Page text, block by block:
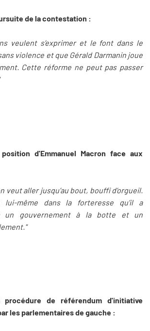
de la contestation :
veulent s’exprimer et le font dans le
violence et que Gérald Darmanin joue
Cette réforme ne peut pas passer
d'Emmanuel Macron face aux
veut aller jusqu’au bout, bouffi d’orgueil.
lui-même dans la forteresse qu’il a
un gouvernement à la botte et un
de référendum d'initiative
les parlementaires de gauche :